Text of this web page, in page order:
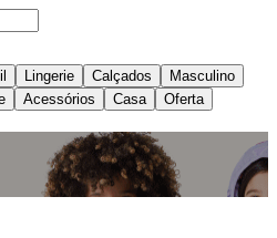
Lingerie Calçados
Masculino
Acessórios Casa Oferta